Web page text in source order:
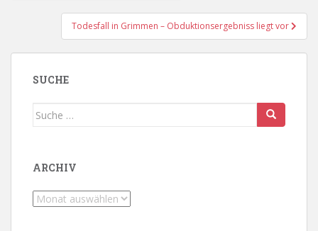
Todesfall in Grimmen – Obduktionsergebniss liegt vor
SUCHE
Suche
ARCHIV
Archiv